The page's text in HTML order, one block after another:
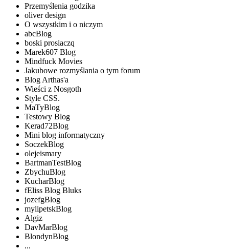
Przemyślenia godzika
oliver design
O wszystkim i o niczym
abcBlog
boski prosiaczq
Marek607 Blog
Mindfuck Movies
Jakubowe rozmyślania o tym forum
Blog Arthas'a
Wieści z Nosgoth
Style CSS.
MaTyBlog
Testowy Blog
Kerad72Blog
Mini blog informatyczny
SoczekBlog
olejeismary
BartmanTestBlog
ZbychuBlog
KucharBlog
fEliss Blog Bluks
jozefgBlog
mylipetskBlog
Algiz
DavMarBlog
BlondynBlog
...